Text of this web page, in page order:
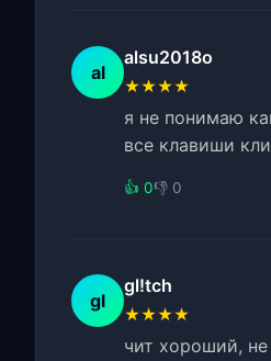
al
alsu2018o
★★★★
я не понимаю
все клавиши
👍 0👎 0
gl
gl!tch
★★★★
чит хороший, не